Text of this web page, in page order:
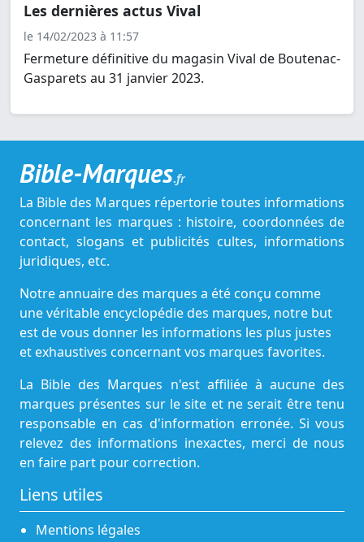
Les dernières actus Vival
le 14/02/2023 à 11:57
Fermeture définitive du magasin Vival de Boutenac-
Gasparets au 31 janvier 2023.
Bible-Marques.fr
La Bible des Marques répertorie toutes informations
concernant les marques : histoire, coordonnées de
contact, slogans et publicités cultes, informations
juridiques, etc.
Notre annuaire des marques a été conçu comme
une véritable encyclopédie des marques, notre but
est de vous donner les informations les plus justes
et exhaustives concernant vos marques favorites.
La Bible des Marques n'est affiliée à aucune des
marques présentes sur le site et ne serait être tenu
responsable en cas d'information erronée. Si vous
relevez des informations inexactes, merci de nous
en faire part pour correction.
Liens utiles
Mentions légales